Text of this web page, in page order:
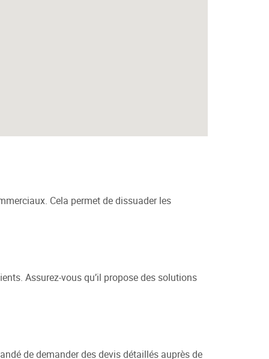
Cela permet de dissuader les
Assurez-vous qu’il propose des solutions
de demander des devis détaillés auprès de